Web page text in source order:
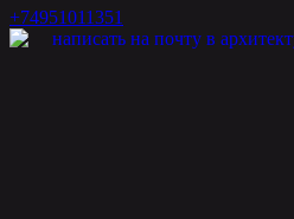
+74951011351